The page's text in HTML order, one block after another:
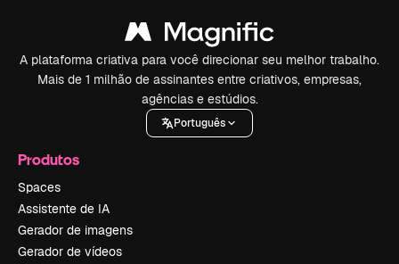
A plataforma criativa para você direcionar seu melhor trabalho.
Mais de 1 milhão de assinantes entre criativos, empresas,
agências e estúdios.
Português
Produtos
Spaces
Assistente de IA
Gerador de imagens
Gerador de vídeos